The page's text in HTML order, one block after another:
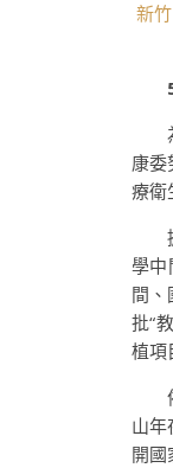
新
康委
療衛
學中
間
批“
植項
山年
開國